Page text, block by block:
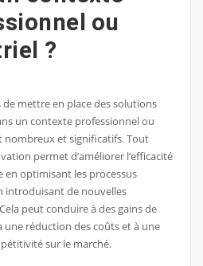
ou
?
de mettre en place des solutions
un contexte professionnel ou
nombreux et significatifs. Tout
permet d’améliorer l’efficacité
en optimisant les processus
introduisant de nouvelles
peut conduire à des gains de
une réduction des coûts et à une
sur le marché.